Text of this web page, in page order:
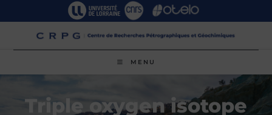
MENU
Triple oxygen isotope